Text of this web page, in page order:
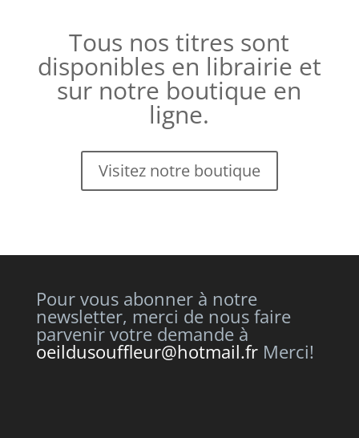
Tous nos titres sont
disponibles en librairie et
sur notre boutique en
ligne.
Visitez notre boutique
Pour vous abonner à notre
newsletter, merci de nous faire
parvenir votre demande à
oeildusouffleur@hotmail.frMerci!